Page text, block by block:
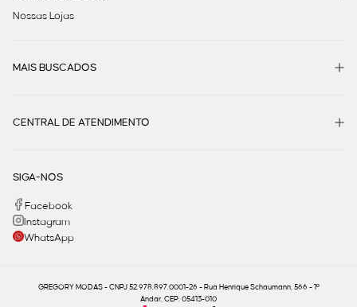
Nossas Lojas
MAIS BUSCADOS
CENTRAL DE ATENDIMENTO
SIGA-NOS
Facebook
Instagram
WhatsApp
GREGORY MODAS - CNPJ 52.978.897.0001-26 - Rua Henrique Schaumann, 566 - 1º
Andar, CEP: 05413-010